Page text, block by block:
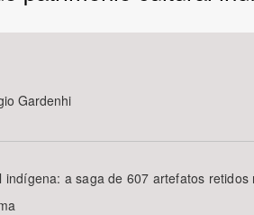
Gardenhi
a saga de 607 artefatos retidos